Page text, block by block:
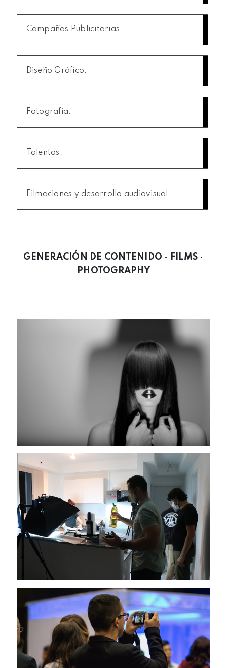
Campañas Publicitarias.
Diseño Gráfico.
Fotografía.
Talentos.
Filmaciones y desarrollo audiovisual.
GENERACIÓN DE CONTENIDO · FILMS ·
PHOTOGRAPHY